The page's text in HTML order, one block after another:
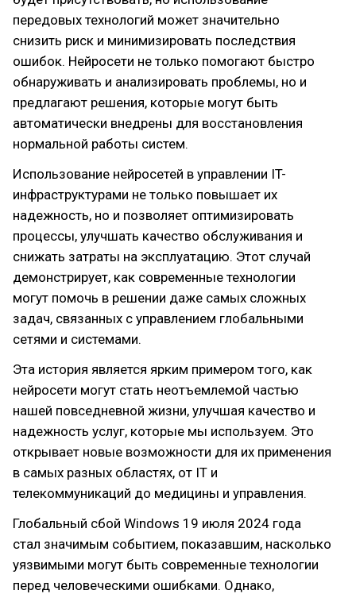
передовых технологий может значительно
снизить риск и минимизировать последствия
ошибок. Нейросети не только помогают быстро
обнаруживать и анализировать проблемы, но и
предлагают решения, которые могут быть
автоматически внедрены для восстановления
нормальной работы систем.
Использование нейросетей в управлении IT-
инфраструктурами не только повышает их
надежность, но и позволяет оптимизировать
процессы, улучшать качество обслуживания и
снижать затраты на эксплуатацию. Этот случай
демонстрирует, как современные технологии
могут помочь в решении даже самых сложных
задач, связанных с управлением глобальными
сетями и системами.
Эта история является ярким примером того, как
нейросети могут стать неотъемлемой частью
нашей повседневной жизни, улучшая качество и
надежность услуг, которые мы используем. Это
открывает новые возможности для их применения
в самых разных областях, от IT и
телекоммуникаций до медицины и управления.
Глобальный сбой Windows 19 июля 2024 года
стал значимым событием, показавшим, насколько
уязвимыми могут быть современные технологии
перед человеческими ошибками. Однако,